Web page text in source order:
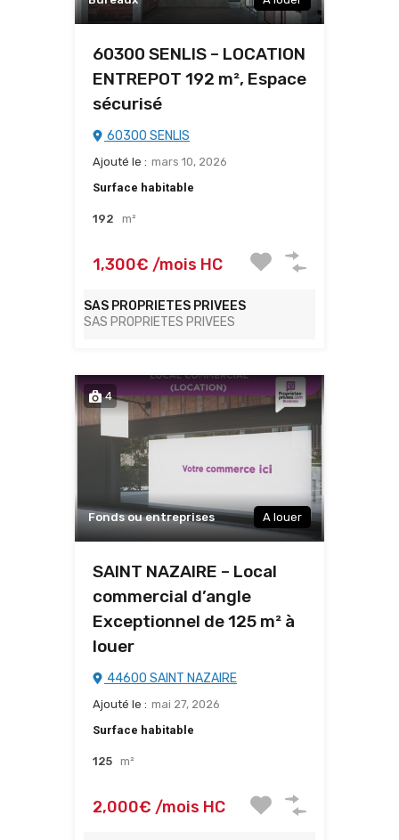
60300 SENLIS – LOCATION
ENTREPOT 192 m², Espace
sécurisé
60300 SENLIS
Ajouté le : mars 10, 2026
Surface habitable
192 m²
1,300€ /mois HC
SAS PROPRIETES PRIVEES
SAS PROPRIETES PRIVEES
4
Fonds ou entreprises A louer
SAINT NAZAIRE – Local
commercial d’angle
Exceptionnel de 125 m² à
louer
44600 SAINT NAZAIRE
Ajouté le : mai 27, 2026
Surface habitable
125 m²
2,000€ /mois HC